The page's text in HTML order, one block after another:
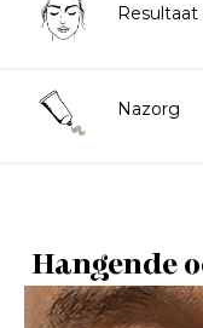
Resultaat
Nazorg
Hangende